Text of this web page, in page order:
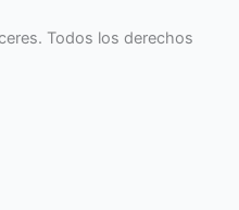
Todos los derechos